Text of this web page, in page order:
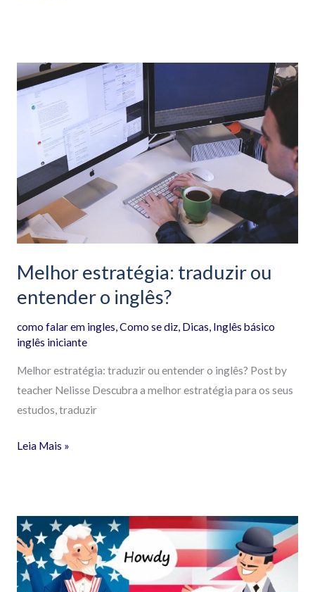
Melhor estratégia: traduzir ou
entender o inglês?
como falar em ingles,Como se diz, Dicas, Inglês básico
inglês iniciante
Melhor estratégia: traduzir ou entender o inglês? Post by
teacher Nelisse Descubra a melhor estratégia para os seus
estudos, traduzir
Melhor
estratégia:
traduzir
entender
inglês?
Leia Mais »
Google
Tradutor
Use
E